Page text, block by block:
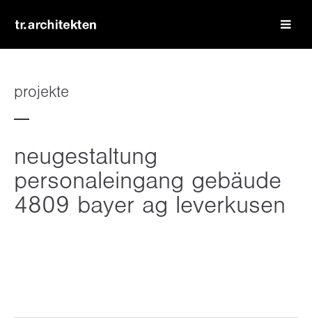
passwort
projekte
neugestaltung
personaleingang gebäude
4809 bayer ag leverkusen